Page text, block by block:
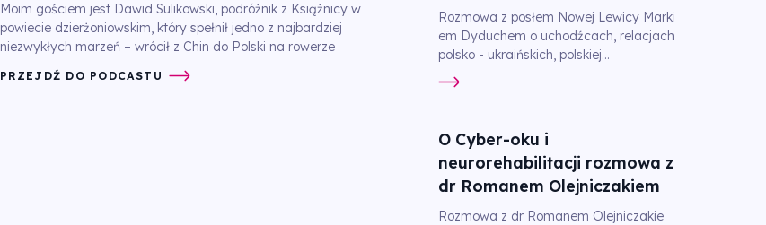
Moim gościem jest Dawid Sulikowski, podróżnik z Książnicy w
powiecie dzierżoniowskim, który spełnił jedno z najbardziej
niezwykłych marzeń – wrócił z Chin do Polski na rowerze
PRZEJDŹ DO PODCASTU
Rozmowa z posłem Nowej Lewicy Marki
em Dyduchem o uchodźcach, relacjach
polsko - ukraińskich, polskiej...
O Cyber-oku i
neurorehabilitacji rozmowa z
dr Romanem Olejniczakiem
Rozmowa z dr Romanem Olejniczakie